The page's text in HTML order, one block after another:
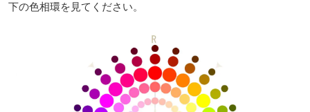
下の色相環を見てください。